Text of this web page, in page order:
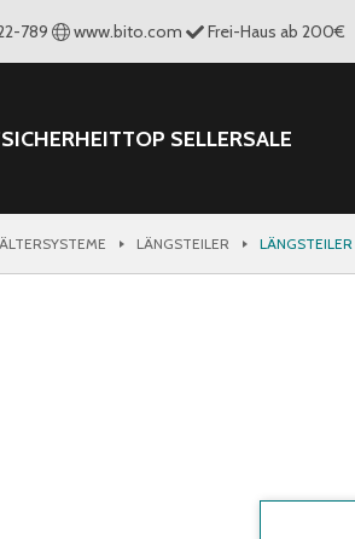
789 www.bito.com Frei-Haus ab 200€
SICHERHEITTOP SELLERSALE
LÄNGSTEILER LÄNGSTEILER